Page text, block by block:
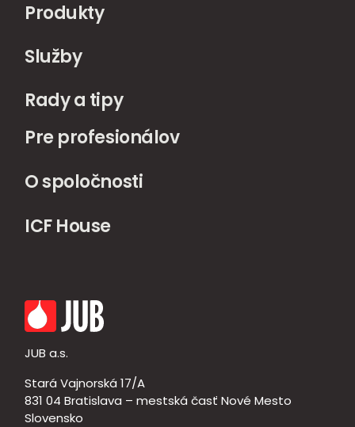
Produkty
Služby
Rady a tipy
Pre profesionálov
O spoločnosti
ICF House
JUB a.s.
Stará Vajnorská 17/A
831 04 Bratislava – mestská časť Nové Mesto
Slovensko